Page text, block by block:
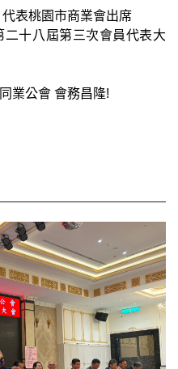
表桃園市商業會出席
二十八屆第三次會員代表大
業公會 會務昌隆!